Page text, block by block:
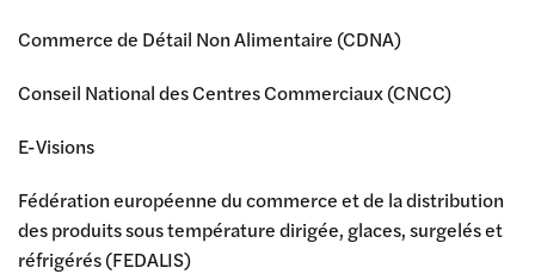
Commerce de Détail Non Alimentaire (CDNA)
Conseil National des Centres Commerciaux (CNCC)
E-Visions
Fédération européenne du commerce et de la distribution
des produits sous température dirigée, glaces, surgelés et
réfrigérés (FEDALIS)